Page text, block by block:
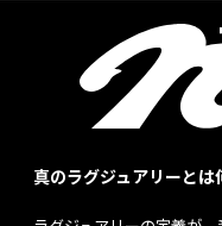
真のラグジュアリーとは